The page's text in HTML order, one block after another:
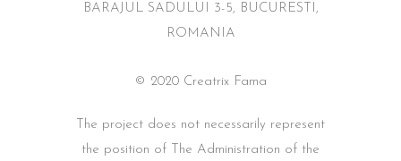
BARAJUL SADULUI 3-5, BUCURESTI,
ROMANIA
© 2020 Creatrix Fama
The project does not necessarily represent
the position of The Administration of the